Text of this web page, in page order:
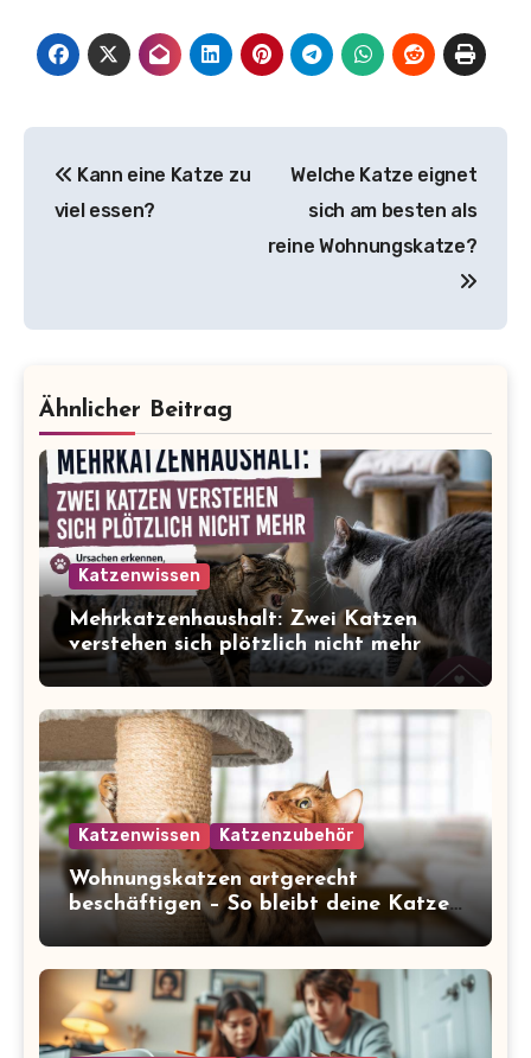
Kann eine Katze zu
viel essen?
Welche Katze eignet
sich am besten als
reine Wohnungskatze?
Ähnlicher Beitrag
Katzenwissen
Mehrkatzenhaushalt: Zwei Katzen
verstehen sich plötzlich nicht mehr
Katzenwissen Katzenzubehör
Wohnungskatzen artgerecht
beschäftigen – So bleibt deine Katze
glücklich und gesund